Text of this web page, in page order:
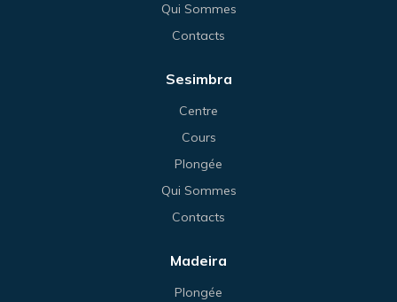
Qui Sommes
Contacts
Sesimbra
Centre
Cours
Plongée
Qui Sommes
Contacts
Madeira
Plongée